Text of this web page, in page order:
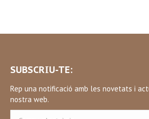
SUBSCRIU-TE:
Rep una notificació amb les novetats i
nostra web.